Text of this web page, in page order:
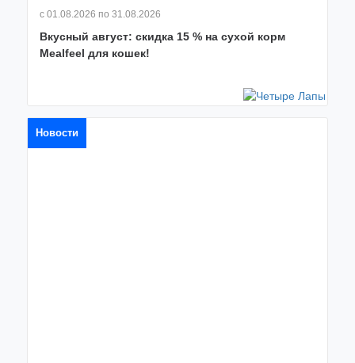
с 01.08.2026 по 31.08.2026
Вкусный август: скидка 15 % на сухой корм
Mealfeel для кошек!
Новости